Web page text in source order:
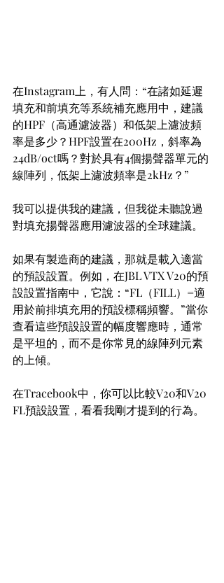
在Instagram上，有人問：“在諸如延遲
填充和前填充等系統補充應用中，建議
的HPF（高通濾波器）和低架上濾波頻
率是多少？HPF設置在200Hz，斜率為
24dB/oct嗎？對於具有4個揚聲器單元的
線陣列，低架上濾波頻率是2kHz？”
我可以提供我的建議，但我從未聽說過
對填充揚聲器應用濾波器的全球建議。
如果有製造商的建議，那就是載入適當
的預設設置。例如，在JBL VTX V20的預
設設置指南中，它說：“FL（FILL）=適
用於前排填充用的預設標稱頻響。”當你
查看這些預設設置的幅度響應時，通常
是平坦的，而不是你常見的線陣列元素
的上傾。
在Tracebook中，你可以比較V20和V20
FL預設設置，看看我剛才提到的行為。